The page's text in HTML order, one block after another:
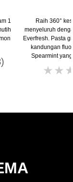
1
Raih 360°
menyeluruh
Everfresh. Pasta
kandungan
Spearmint